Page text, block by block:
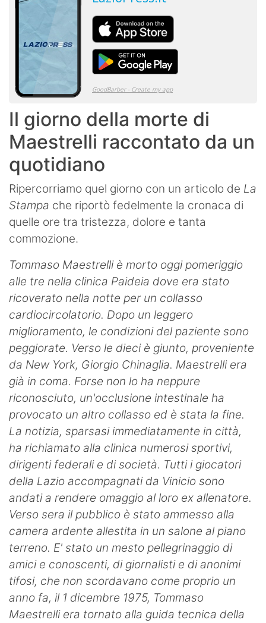
Il giorno della morte di
Maestrelli raccontato da un
quotidiano
Ripercorriamo quel giorno con un articolo de La
Stampa che riportò fedelmente la cronaca di
quelle ore tra tristezza, dolore e tanta
commozione.
Tommaso Maestrelli è morto oggi pomeriggio
alle tre nella clinica Paideia dove era stato
ricoverato nella notte per un collasso
cardiocircolatorio. Dopo un leggero
miglioramento, le condizioni del paziente sono
peggiorate. Verso le dieci è giunto, proveniente
da New York, Giorgio Chinaglia. Maestrelli era
già in coma. Forse non lo ha neppure
riconosciuto, un'occlusione intestinale ha
provocato un altro collasso ed è stata la fine.
La notizia, sparsasi immediatamente in città,
ha richiamato alla clinica numerosi sportivi,
dirigenti federali e di società. Tutti i giocatori
della Lazio accompagnati da Vinicio sono
andati a rendere omaggio al loro ex allenatore.
Verso sera il pubblico è stato ammesso alla
camera ardente allestita in un salone al piano
terreno. E' stato un mesto pellegrinaggio di
amici e conoscenti, di giornalisti e di anonimi
tifosi, che non scordavano come proprio un
anno fa, il 1 dicembre 1975, Tommaso
Maestrelli era tornato alla guida tecnica della